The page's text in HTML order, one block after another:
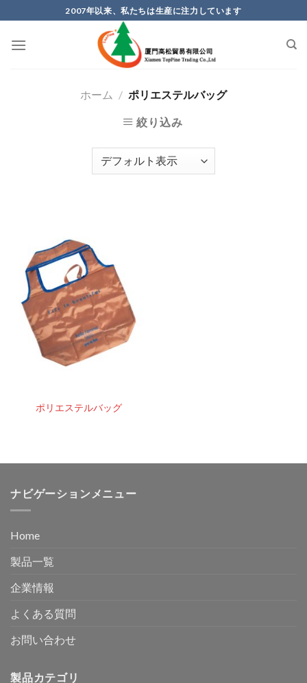
to
content
2007年以来、私たちは生産に注力しています
ホーム / ポリエステルバッグ
絞り込み
ポリエステルバッグ
ナビゲーションメニュー
Home
製品一覧
企業情報
よくある質問
お問い合わせ
製品カテゴリ